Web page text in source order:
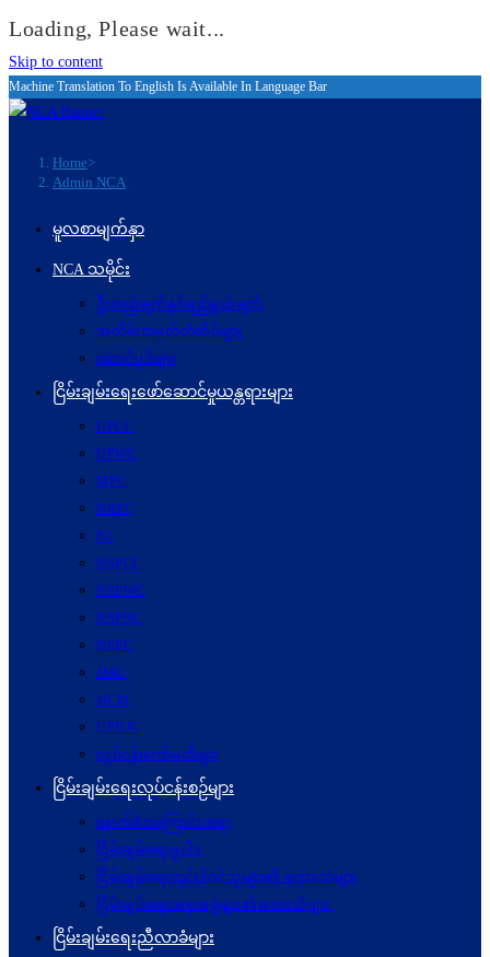
Loading, Please wait...
Skip to content
Machine Translation To English Is Available In Language Bar
Home>
Admin NCA
မူလစာမျက်နှာ
NCA သမိုင်း
ဦးတည်ချက်နှင့်ရည်ရွယ်ချက်
အထိမ်းအမှတ်တံဆိပ်များ
ဆောင်ပုဒ်များ
ငြိမ်းချမ်းရေးဖော်‌ဆောင်မှုယန္တရားများ
UPCC
UPWC
MPC
NRPC
PC
NSPCC
NSPWC
NSPNC
NSPC
JMC
JICM
UPDJC
လုပ်ငန်းကော်မတီများ
ငြိမ်းချမ်းရေးလုပ်ငန်းစဉ်များ
နောက်ခံအကြောင်းအရာ
ငြိမ်းချမ်းရေးမူဝါဒ
ငြိမ်းချမ်းရေးတွင်ပါဝင်သူများ၏ စကားသံများ
ငြိမ်းချမ်းရေးအစုအဖွဲ့များ၏စကားသံများ
ငြိမ်းချမ်းရေးညီလာခံများ